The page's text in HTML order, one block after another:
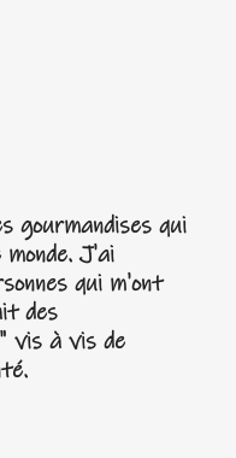
gourmandises qui
J'ai
qui m'ont
des
vis à vis de